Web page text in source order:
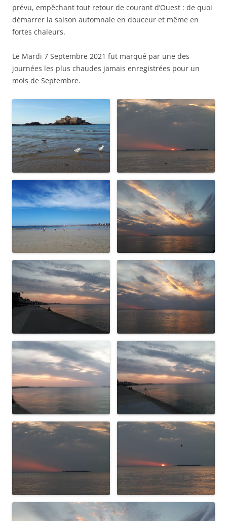
prévu, empêchant tout retour de courant d’Ouest : de quoi
démarrer la saison automnale en douceur et même en
fortes chaleurs.
Le Mardi 7 Septembre 2021 fut marqué par une des
journées les plus chaudes jamais enregistrées pour un
mois de Septembre.